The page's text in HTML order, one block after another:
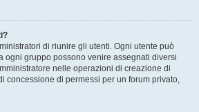
di riunire gli utenti. Ogni utente può
ogni gruppo possono venire assegnati diversi
nelle operazioni di creazione di
concessione di permessi per un forum privato,